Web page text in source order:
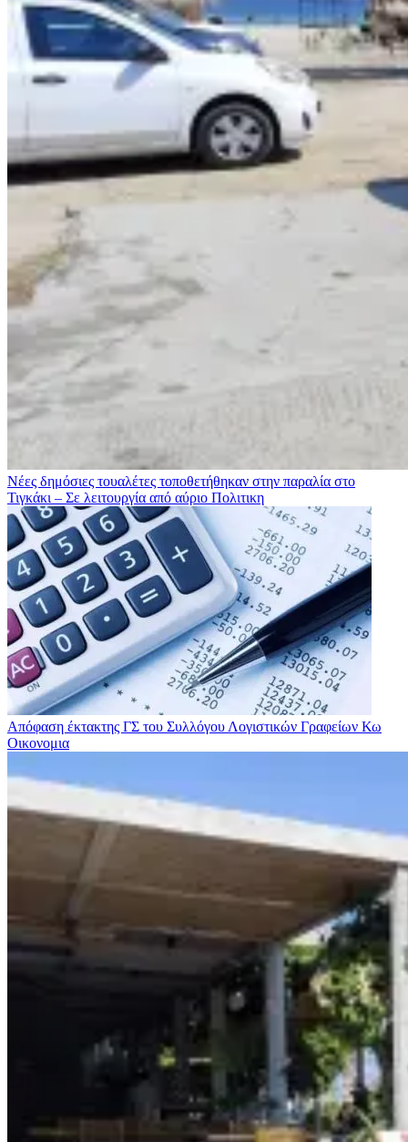
Νέες δημόσιες τουαλέτες τοποθετήθηκαν στην παραλία στο
Τιγκάκι – Σε λειτουργία από αύριο Πολιτικη
Απόφαση έκτακτης ΓΣ του Συλλόγου Λογιστικών Γραφείων Κω
Οικονομια